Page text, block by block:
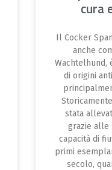
cura
Il Cocker
anche
Wachtelhund,
di origini
stata
grazie alle
capacità di
primi
secolo,